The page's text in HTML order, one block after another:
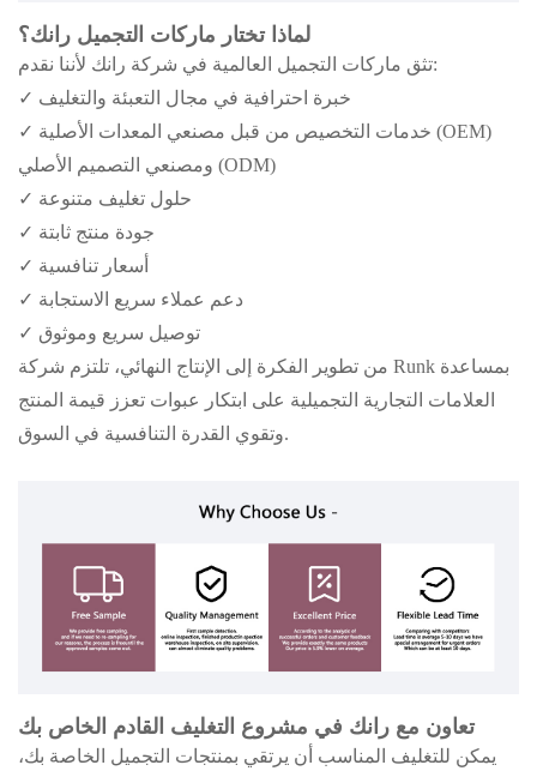
لماذا تختار ماركات التجميل رانك؟
تثق ماركات التجميل العالمية في شركة رانك لأننا نقدم:
✓ خبرة احترافية في مجال التعبئة والتغليف
✓ خدمات التخصيص من قبل مصنعي المعدات الأصلية (OEM)
ومصنعي التصميم الأصلي (ODM)
✓ حلول تغليف متنوعة
✓ جودة منتج ثابتة
✓ أسعار تنافسية
✓ دعم عملاء سريع الاستجابة
✓ توصيل سريع وموثوق
من تطوير الفكرة إلى الإنتاج النهائي، تلتزم شركة Runk بمساعدة
العلامات التجارية التجميلية على ابتكار عبوات تعزز قيمة المنتج
وتقوي القدرة التنافسية في السوق.
تعاون مع رانك في مشروع التغليف القادم الخاص بك
يمكن للتغليف المناسب أن يرتقي بمنتجات التجميل الخاصة بك،